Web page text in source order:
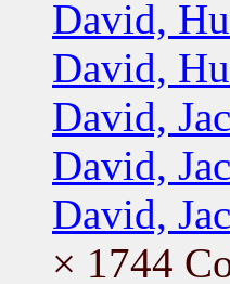
David,
David,
David,
David,
David,
× 1744